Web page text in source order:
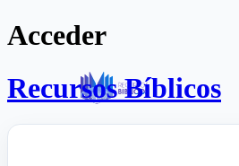
Acceder
Recursos Bíblicos